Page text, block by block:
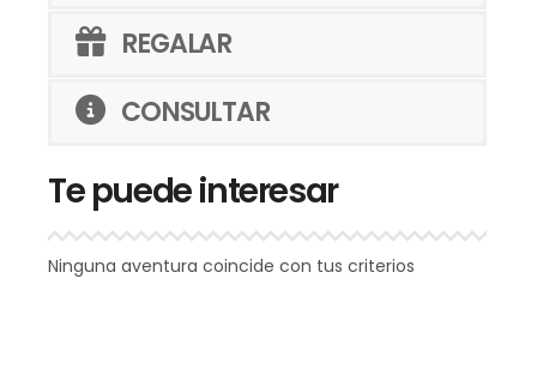
REGALAR
CONSULTAR
Te puede interesar
Ninguna aventura coincide con tus criterios